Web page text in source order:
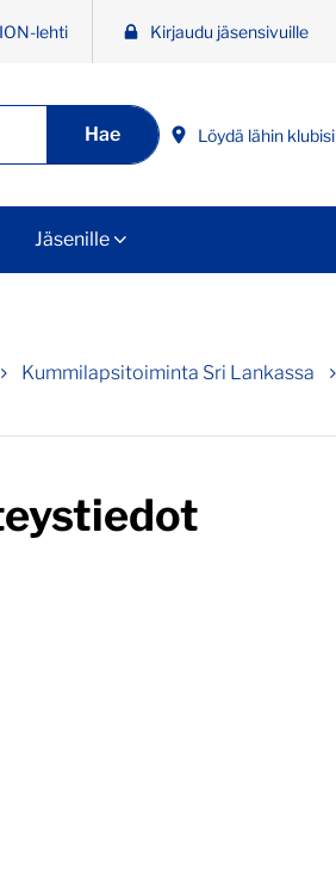
lehti Kirjaudu jäsensivuille
Hae Löydä lähin klubisi
Jäsenille
Kummilapsitoiminta Sri Lankassa